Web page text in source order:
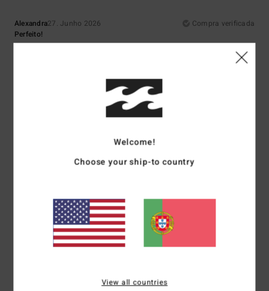
Alexandra27. Junho 2026
Compra verificada
Perfeito!
: Tamanho perfeito
5/5
25. Junho 2026
Compra verificada
/5 Relação qualidade/preço : 5/5 Tamanho: Demasiado
Material: 5/5 Cor: 5/5
Eu recomendo este produto
Welcome!
Choose your ship-to country
View all countries